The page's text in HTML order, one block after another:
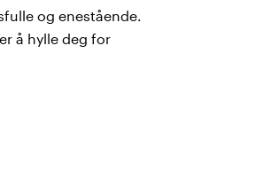
og enestående.
å hylle deg for